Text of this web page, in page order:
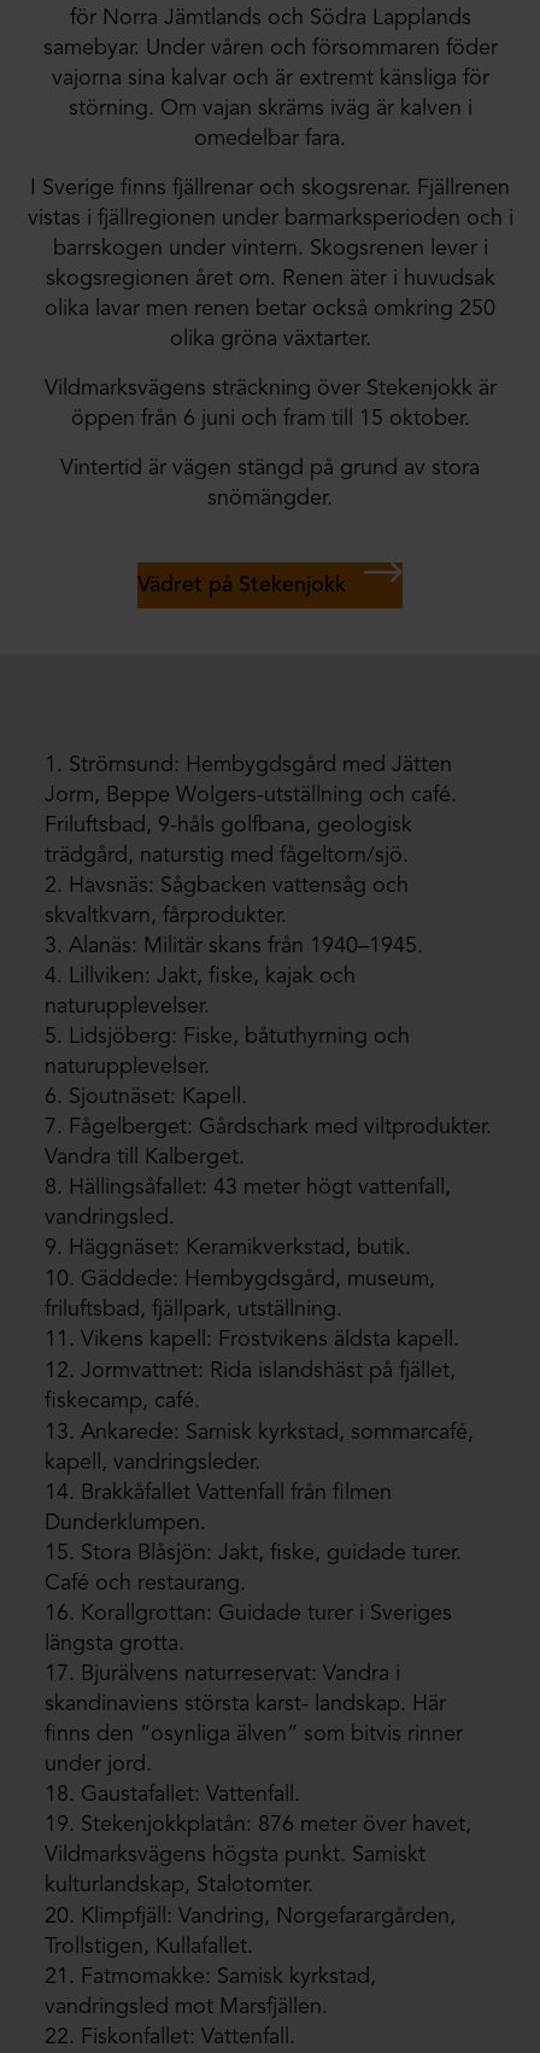
för Norra Jämtlands och Södra Lapplands
samebyar. Under våren och försommaren föder
vajorna sina kalvar och är extremt känsliga för
störning. Om vajan skräms iväg är kalven i
omedelbar fara.
I Sverige finns fjällrenar och skogsrenar. Fjällrenen
vistas i fjällregionen under barmarksperioden och i
barrskogen under vintern. Skogsrenen lever i
skogsregionen året om. Renen äter i huvudsak
olika lavar men renen betar också omkring 250
olika gröna växtarter.
Vildmarksvägens sträckning över Stekenjokk är
öppen från 6 juni och fram till 15 oktober.
Vintertid är vägen stängd på grund av stora
snömängder.
Vädret på Stekenjokk
1. Strömsund: Hembygdsgård med Jätten
Jorm, Beppe Wolgers-utställning och café.
Friluftsbad, 9-håls golfbana, geologisk
trädgård, naturstig med fågeltorn/sjö.
2. Havsnäs: Sågbacken vattensåg och
skvaltkvarn, fårprodukter.
3. Alanäs: Militär skans från 1940–1945.
4. Lillviken: Jakt, fiske, kajak och
naturupplevelser.
5. Lidsjöberg: Fiske, båtuthyrning och
naturupplevelser.
6. Sjoutnäset: Kapell.
7. Fågelberget: Gårdschark med viltprodukter.
Vandra till Kalberget.
8. Hällingsåfallet: 43 meter högt vattenfall,
vandringsled.
9. Häggnäset: Keramikverkstad, butik.
10. Gäddede: Hembygdsgård, museum,
friluftsbad, fjällpark, utställning.
11. Vikens kapell: Frostvikens äldsta kapell.
12. Jormvattnet: Rida islandshäst på fjället,
fiskecamp, café.
13. Ankarede: Samisk kyrkstad, sommarcafé,
kapell, vandringsleder.
14. Brakkåfallet Vattenfall från filmen
Dunderklumpen.
15. Stora Blåsjön: Jakt, fiske, guidade turer.
Café och restaurang.
16. Korallgrottan: Guidade turer i Sveriges
längsta grotta.
17. Bjurälvens naturreservat: Vandra i
skandinaviens största karst- landskap. Här
finns den “osynliga älven” som bitvis rinner
under jord.
18. Gaustafallet: Vattenfall.
19. Stekenjokkplatån: 876 meter över havet,
Vildmarksvägens högsta punkt. Samiskt
kulturlandskap, Stalotomter.
20. Klimpfjäll: Vandring, Norgefarargården,
Trollstigen, Kullafallet.
21. Fatmomakke: Samisk kyrkstad,
vandringsled mot Marsfjällen.
22. Fiskonfallet: Vattenfall.